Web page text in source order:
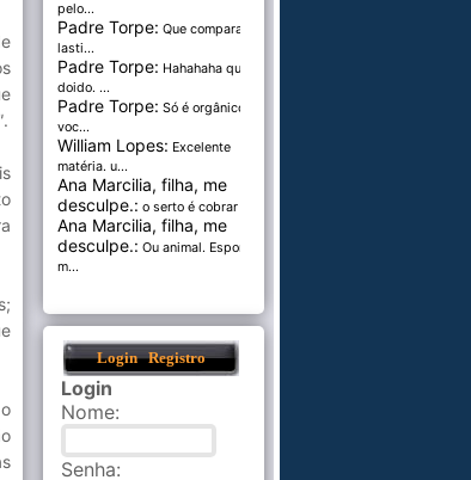
.
pelo...
Padre Torpe: Que comparação
lasti...
Padre Torpe: Hahahaha que
doido. ...
Padre Torpe: Só é orgânico se
voc...
William Lopes: Excelente
matéria. u...
Ana Marcilia, filha, me
desculpe.: o serto é cobrar pel...
Ana Marcilia, filha, me
desculpe.: Ou animal. Esponja
m...
Login Registro
Login
Nome:
Senha: